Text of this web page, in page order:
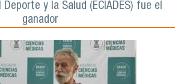
y la Salud (ECIADES) fue el
ganador